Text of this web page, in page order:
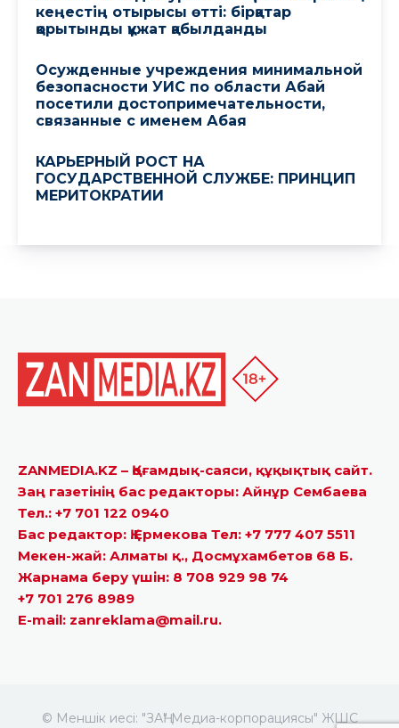
ZANMEDIA.KZ – Қоғамдық-саяси, құқықтық сайт.
Заң газетінің бас редакторы: Айнұр Сембаева
Тел.: +7 701 122 0940
Бас редактор: Қ.Ермекова Тел: +7 777 407 5511
Мекен-жай: Алматы қ., Досмұхамбетов 68 Б.
Жарнама беру үшін: 8 708 929 98 74
+7 701 276 8989
E-mail: zanreklama@mail.ru.
© Меншік иесі: "ЗАҢ" Медиа-корпорациясы" ЖШС